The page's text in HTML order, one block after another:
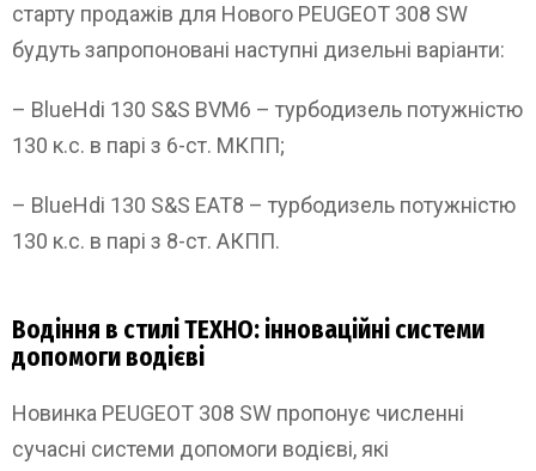
старту продажів для Нового PEUGEOT 308 SW
будуть запропоновані наступні дизельні варіанти:
– BlueHdi 130 S&S BVM6 – турбодизель потужністю
130 к.с. в парі з 6-ст. МКПП;
– BlueHdi 130 S&S EAT8 – турбодизель потужністю
130 к.с. в парі з 8-ст. АКПП.
Водіння в стилі ТЕХНО: інноваційні системи
допомоги водієві
Новинка PEUGEOT 308 SW пропонує численні
сучасні системи допомоги водієві, які